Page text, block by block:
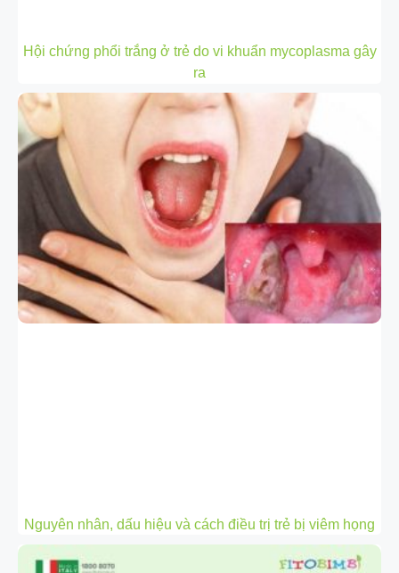
Hội chứng phổi trắng ở trẻ do vi khuẩn mycoplasma gây
ra
Nguyên nhân, dấu hiệu và cách điều trị trẻ bị viêm họng